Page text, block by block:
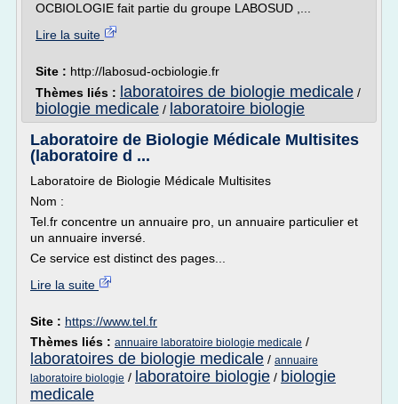
OCBIOLOGIE fait partie du groupe LABOSUD ,...
Lire la suite
Site : http://labosud-ocbiologie.fr
Thèmes liés : laboratoires de biologie medicale /
biologie medicale / laboratoire biologie
Laboratoire de Biologie Médicale Multisites
(laboratoire d ...
Laboratoire de Biologie Médicale Multisites
Nom :
Tel.fr concentre un annuaire pro, un annuaire particulier et
un annuaire inversé.
Ce service est distinct des pages...
Lire la suite
Site : https://www.tel.fr
Thèmes liés : annuaire laboratoire biologie medicale /
laboratoires de biologie medicale / annuaire
laboratoire biologie / laboratoire biologie / biologie
medicale